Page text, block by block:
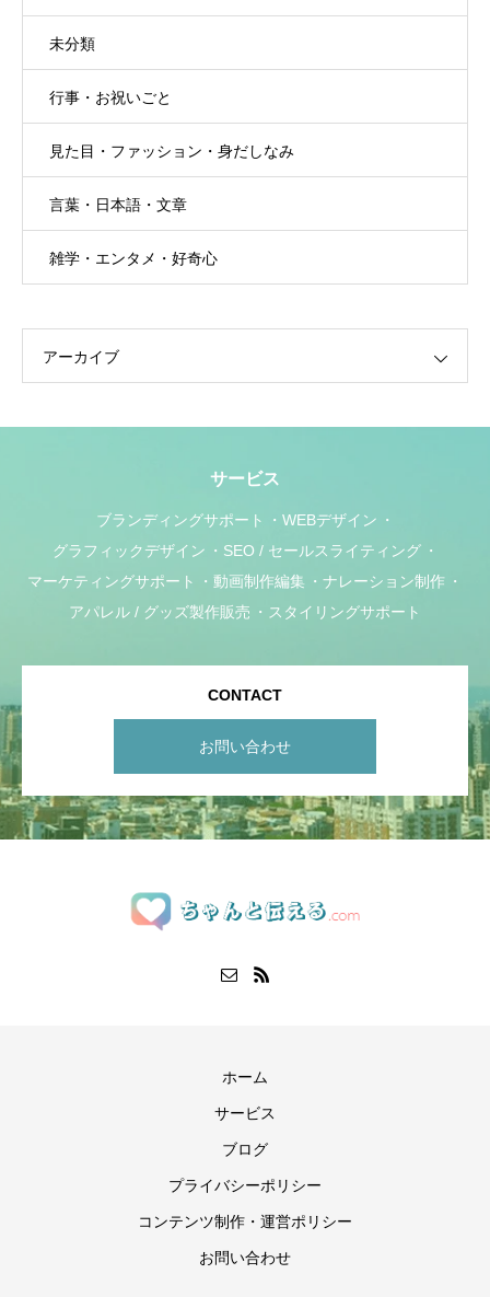
未分類
行事・お祝いごと
見た目・ファッション・身だしなみ
言葉・日本語・文章
雑学・エンタメ・好奇心
アーカイブ
サービス
ブランディングサポート
WEBデザイン
グラフィックデザイン
SEO / セールスライティング
マーケティングサポート
動画制作編集
ナレーション制作
アパレル / グッズ製作販売
スタイリングサポート
CONTACT
お問い合わせ
ホーム
サービス
ブログ
プライバシーポリシー
コンテンツ制作・運営ポリシー
お問い合わせ